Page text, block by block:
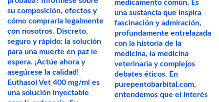
su composición, efectos y
cómo comprarla legalmente
con nosotros. Discreto,
seguro y rápido: la solución
para una muerte en paz le
espera. ¡Actúe ahora y
asegúrese la calidad!
Euthasol Vet 400 mg/ml es
una solución inyectable
medicamento común. Es
una sustancia que inspira
fascinación y admiración,
profundamente entrelazada
con la historia de la
medicina, la medicina
veterinaria y complejos
debates éticos. En
purepentobarbital.com,
entendemos que el interés